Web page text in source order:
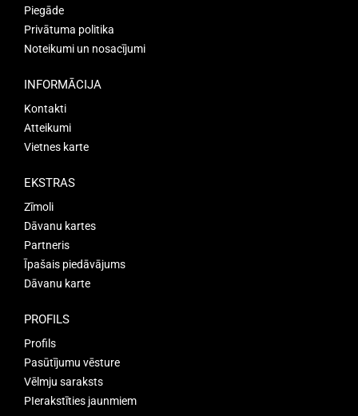
Piegāde
Privātuma politika
Noteikumi un nosacījumi
INFORMĀCIJA
Kontakti
Atteikumi
Vietnes karte
EKSTRAS
Zīmoli
Dāvanu kartes
Partneris
Īpašais piedāvājums
Dāvanu karte
PROFILS
Profils
Pasūtījumu vēsture
Vēlmju saraksts
PIerakstīties jaunmiem